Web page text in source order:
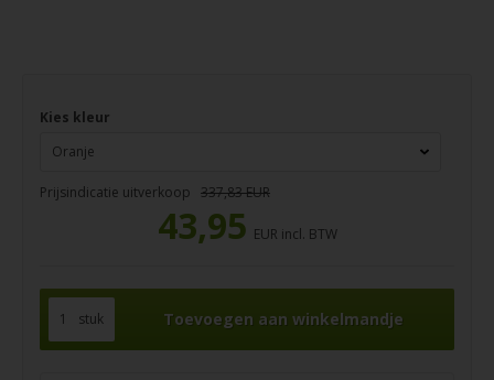
Kies kleur
Prijsindicatie uitverkoop 337,83 EUR
43,95 EUR incl. BTW
stuk